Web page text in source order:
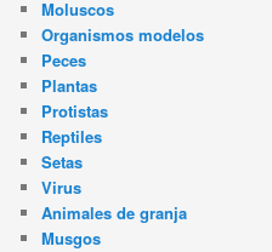
Moluscos
Organismos modelos
Peces
Plantas
Protistas
Reptiles
Setas
Virus
Animales de granja
Musgos